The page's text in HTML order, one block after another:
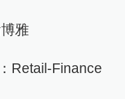
雅
Retail-Finance